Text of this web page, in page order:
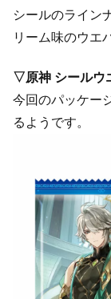
シールのライン
リーム味のウエ
▽原神 シールウ
今回のパッケー
るようです。